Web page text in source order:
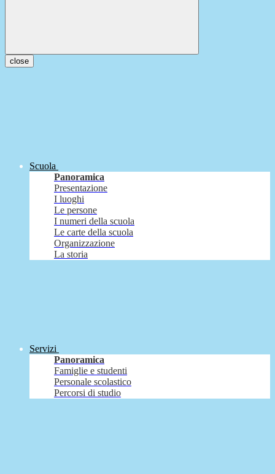
close
Scuola
Panoramica
Presentazione
I luoghi
Le persone
I numeri della scuola
Le carte della scuola
Organizzazione
La storia
Servizi
Panoramica
Famiglie e studenti
Personale scolastico
Percorsi di studio